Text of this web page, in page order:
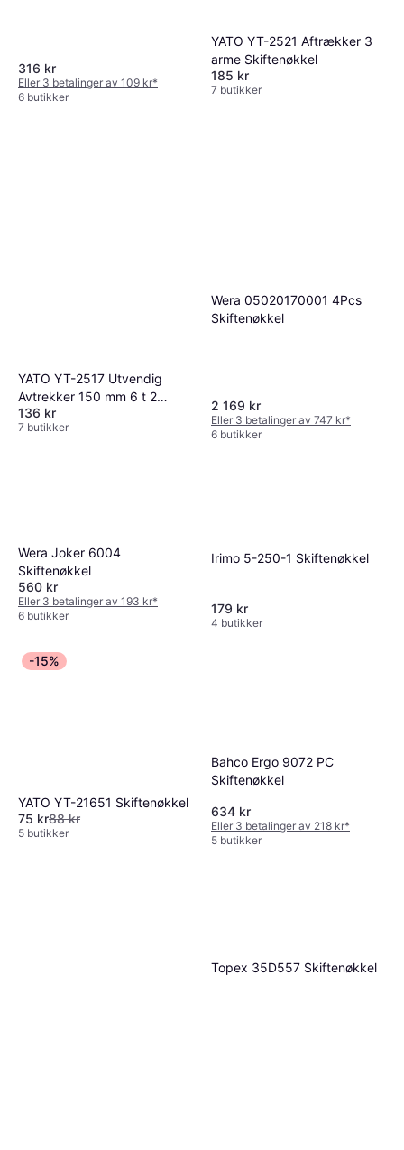
316 kr
Eller 3 betalinger av 109 kr*
6 butikker
YATO YT-2521 Aftrækker 3
arme Skiftenøkkel
185 kr
7 butikker
YATO YT-2517 Utvendig
Avtrekker 150 mm 6 t 2
Armer Skiftenøkkel
136 kr
7 butikker
Wera 05020170001 4Pcs
Skiftenøkkel
2 169 kr
Eller 3 betalinger av 747 kr*
6 butikker
Wera Joker 6004
Skiftenøkkel
560 kr
Eller 3 betalinger av 193 kr*
6 butikker
Irimo 5-250-1 Skiftenøkkel
179 kr
4 butikker
-15%
YATO YT-21651 Skiftenøkkel
75 kr88 kr
5 butikker
Bahco Ergo 9072 PC
Skiftenøkkel
634 kr
Eller 3 betalinger av 218 kr*
5 butikker
Topex 35D557 Skiftenøkkel